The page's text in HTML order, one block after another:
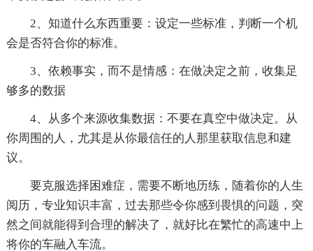
2、知道什么东西重要：设定一些标准，判断一个机
会是否符合你的标准。
3、依赖事实，而不是情感：在做决定之前，收集足
够多的数据
4、从多个来源收集数据：不要在真空中做决定。从
你周围的人，尤其是从你最信任的人那里获取信息和建
议。
要克服选择困难症，需要不断地历练，随着你的人生
阅历，专业知识丰富，过去那些令你感到畏惧的问题，突
然之间就能得到合理的解决了，就好比在繁忙的高速中上
将你的车融入车流。